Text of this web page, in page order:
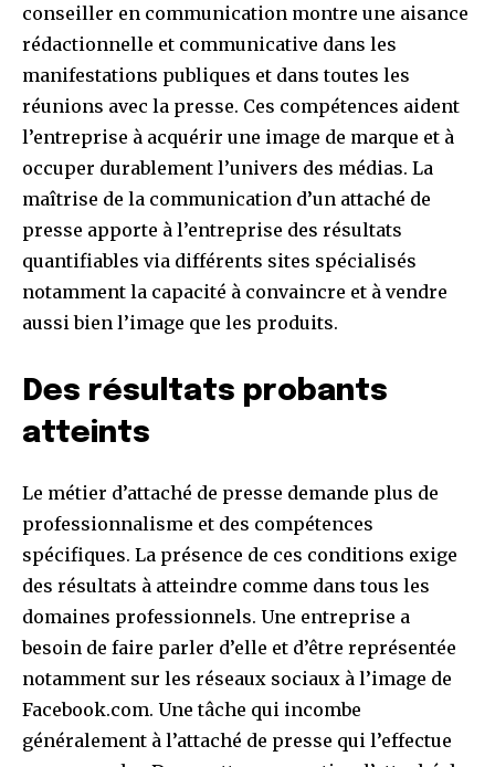
conseiller en communication montre une aisance
rédactionnelle et communicative dans les
manifestations publiques et dans toutes les
réunions avec la presse. Ces compétences aident
l’entreprise à acquérir une image de marque et à
occuper durablement l’univers des médias. La
maîtrise de la communication d’un attaché de
presse apporte à l’entreprise des résultats
quantifiables via différents sites spécialisés
notamment la capacité à convaincre et à vendre
aussi bien l’image que les produits.
Des résultats probants
atteints
Le métier d’attaché de presse demande plus de
professionnalisme et des compétences
spécifiques. La présence de ces conditions exige
des résultats à atteindre comme dans tous les
domaines professionnels. Une entreprise a
besoin de faire parler d’elle et d’être représentée
notamment sur les réseaux sociaux à l’image de
Facebook.com. Une tâche qui incombe
généralement à l’attaché de presse qui l’effectue